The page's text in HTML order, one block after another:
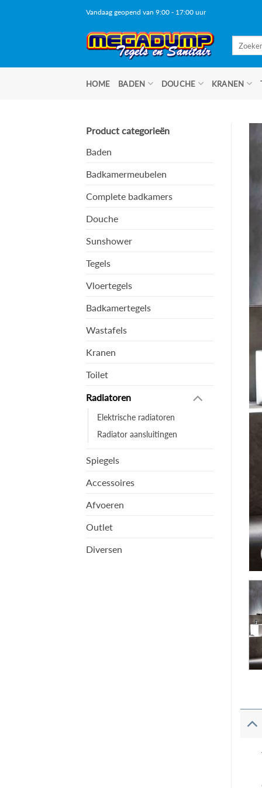
Vandaag geopend van 9:00 - 17:00 uur
HOME BADEN DOUCHE KRANEN
Product categorieën
Baden
Badkamermeubelen
Complete badkamers
Douche
Sunshower
Tegels
Vloertegels
Badkamertegels
Wastafels
Kranen
Toilet
Radiatoren
Elektrische radiatoren
Radiator aansluitingen
Spiegels
Accessoires
Afvoeren
Outlet
Diversen